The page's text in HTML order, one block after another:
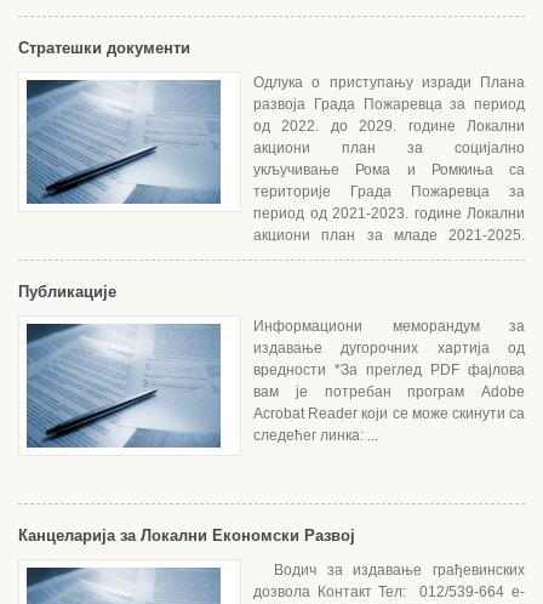
Стратешки документи
Одлука о приступању изради Плана
развоја Града Пожаревца за период
од 2022. до 2029. године Локални
акциони план за социјално
укључивање Рома и Ромкиња са
територије Града Пожаревца за
период од 2021-2023. године Локални
акциони план за младе 2021-2025.
године ...
Публикације
Информациони меморандум за
издавање дугорочних хартија од
вредности *За преглед PDF фајлова
вам је потребан програм Adobe
Acrobat Reader који се може скинути са
следећег линка: ...
Канцеларија за Локални Економски Развој
Водич за издавање грађевинских
дозвола Контакт Тел: 012/539-664 е-